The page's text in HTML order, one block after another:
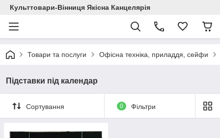
Культтовари-Вінниця Якісна Канцелярія
Товари та послуги Офісна техніка, приладдя, сейфи
Підставки під календар
Сортування 0 Фільтри